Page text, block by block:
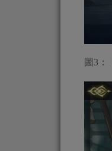
圖3：